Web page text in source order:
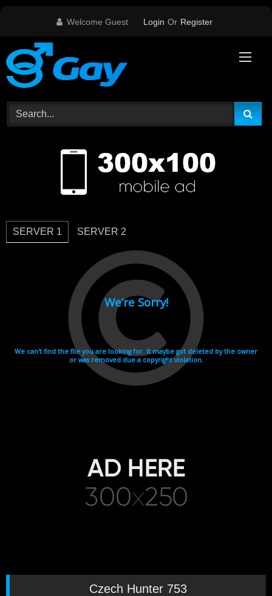
Welcome Guest Login Or Register
SERVER 1 SERVER 2
Czech Hunter 753